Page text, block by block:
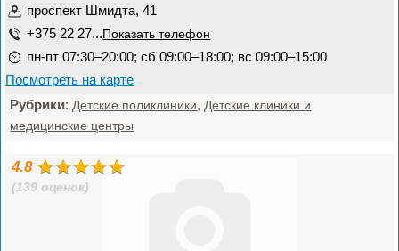
проспект Шмидта, 41
+375 22 27... Показать телефон
пн-пт 07:30–20:00; сб 09:00–18:00; вс 09:00–15:00
Посмотреть на карте
Рубрики: Детские поликлиники, Детские клиники и
медицинские центры
4.8
(139 оценок)